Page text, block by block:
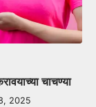
चाचण्या
2025